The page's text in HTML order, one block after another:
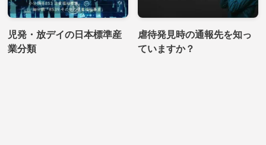
児発・放デイの日本標準産
業分類
虐待発見時の通報先を知っ
ていますか？